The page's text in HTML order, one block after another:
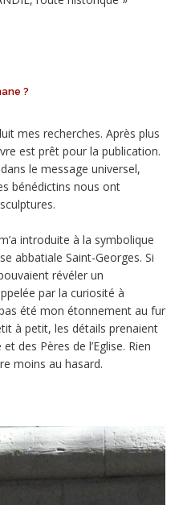
?
mes recherches. Après plus
est prêt pour la publication.
le message universel,
bénédictins nous ont
introduite à la symbolique
abbatiale Saint-Georges. Si
révéler un
par la curiosité à
été mon étonnement au fur
à petit, les détails prenaient
des Pères de l’Eglise. Rien
moins au hasard.